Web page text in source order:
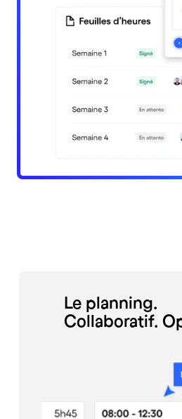
Le planning.
Collaboratif.